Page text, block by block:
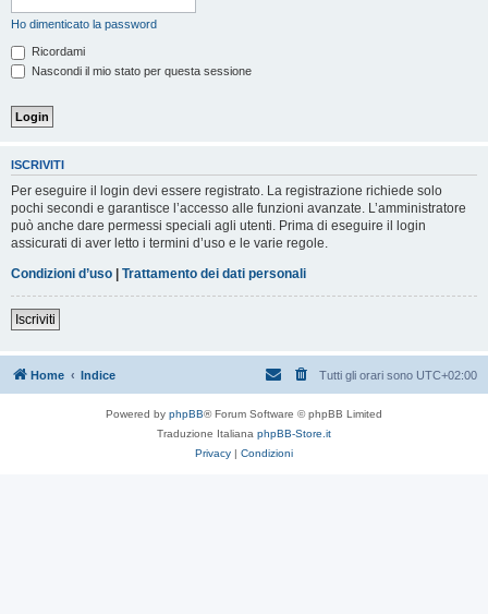
Ho dimenticato la password
Ricordami
Nascondi il mio stato per questa sessione
ISCRIVITI
Per eseguire il login devi essere registrato. La registrazione richiede solo
pochi secondi e garantisce l’accesso alle funzioni avanzate. L’amministratore
può anche dare permessi speciali agli utenti. Prima di eseguire il login
assicurati di aver letto i termini d’uso e le varie regole.
Condizioni d’uso | Trattamento dei dati personali
Iscriviti
Home Indice Tutti gli orari sono UTC+02:00
Powered by phpBB® Forum Software © phpBB Limited
Traduzione Italiana phpBB-Store.it
Privacy | Condizioni